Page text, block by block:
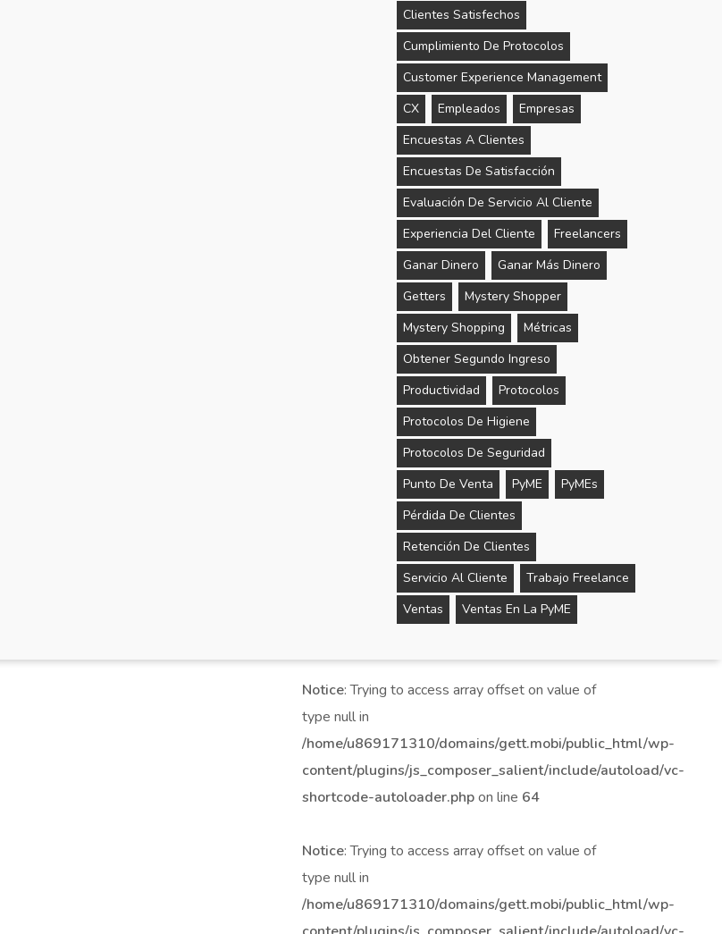
Clientes Satisfechos
Cumplimiento De Protocolos
Customer Experience Management
CX
Empleados
Empresas
Encuestas A Clientes
Encuestas De Satisfacción
Evaluación De Servicio Al Cliente
Experiencia Del Cliente
Freelancers
Ganar Dinero
Ganar Más Dinero
Getters
Mystery Shopper
Mystery Shopping
Métricas
Obtener Segundo Ingreso
Productividad
Protocolos
Protocolos De Higiene
Protocolos De Seguridad
Punto De Venta
PyME
PyMEs
Pérdida De Clientes
Retención De Clientes
Servicio Al Cliente
Trabajo Freelance
Ventas
Ventas En La PyME
Notice: Trying to access array offset on value of
type null in
/home/u869171310/domains/gett.mobi/public_html/wp-
content/plugins/js_composer_salient/include/autoload/vc-
shortcode-autoloader.phpon line 64
Notice: Trying to access array offset on value of
type null in
/home/u869171310/domains/gett.mobi/public_html/wp-